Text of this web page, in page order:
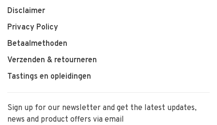
Disclaimer
Privacy Policy
Betaalmethoden
Verzenden & retourneren
Tastings en opleidingen
Sign up for our newsletter and get the latest updates,
news and product offers via email